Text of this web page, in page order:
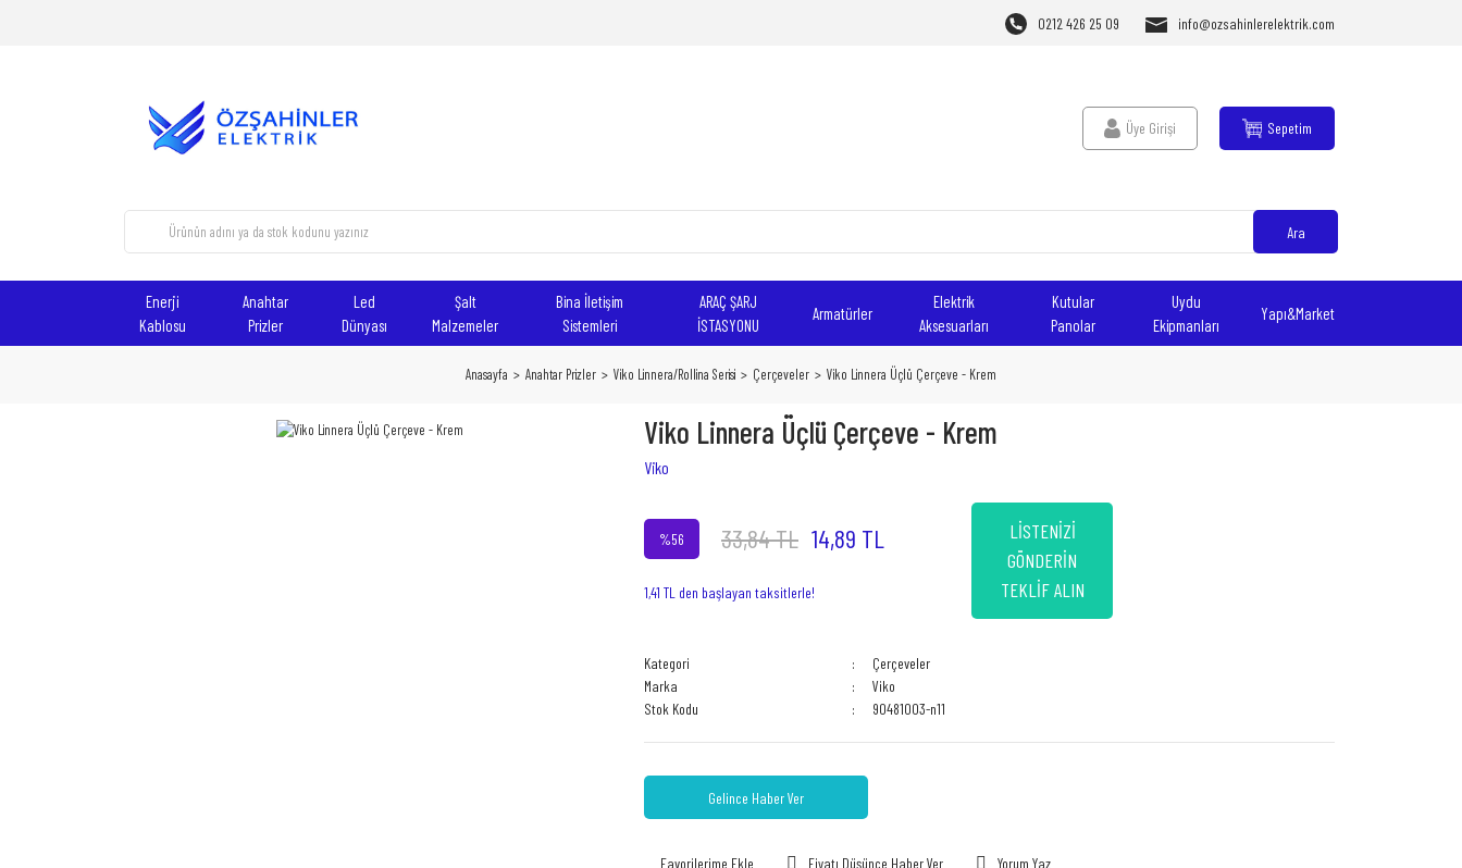
0212 426 25 09 info@ozsahinlerelektrik.com
Üye Girişi Sepetim
Ara
Enerji
Kablosu
Anahtar
Prizler
Led
Dünyası
Şalt
Malzemeler
Bina İletişim
Sistemleri
ARAÇ ŞARJ
İSTASYONU
Armatürler
Elektrik
Aksesuarları
Kutular
Panolar
Uydu
Ekipmanları
Yapı&Market
Anasayfa Anahtar Prizler Viko Linnera/Rollina Serisi Çerçeveler Viko Linnera Üçlü Çerçeve - Krem
Viko Linnera Üçlü Çerçeve - Krem
Viko
%56 33,84 TL 14,89 TL
1,41 TL den başlayan taksitlerle!
LİSTENİZİ
GÖNDERİN
TEKLİF ALIN
Kategori
Çerçeveler
Marka
Viko
Stok Kodu
90481003-n11
Gelince Haber Ver
Fiyatı Düşünce Haber Ver Yorum Yaz